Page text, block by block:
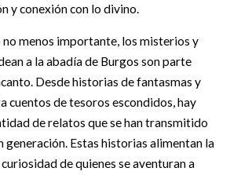
y conexión con lo divino.
menos importante, los misterios y
a la abadía de Burgos son parte
Desde historias de fantasmas y
cuentos de tesoros escondidos, hay
de relatos que se han transmitido
generación. Estas historias alimentan la
de quienes se aventuran a